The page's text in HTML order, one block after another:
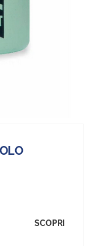
SCOPRI